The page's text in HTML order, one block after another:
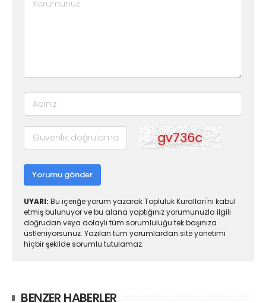
Yorumu gönder
UYARI: Bu içeriğe yorum yazarak Topluluk Kuralları'nı kabul
etmiş bulunuyor ve bu alana yaptığınız yorumunuzla ilgili
doğrudan veya dolaylı tüm sorumluluğu tek başınıza
üstleniyorsunuz. Yazılan tüm yorumlardan site yönetimi
hiçbir şekilde sorumlu tutulamaz.
BENZER HABERLER